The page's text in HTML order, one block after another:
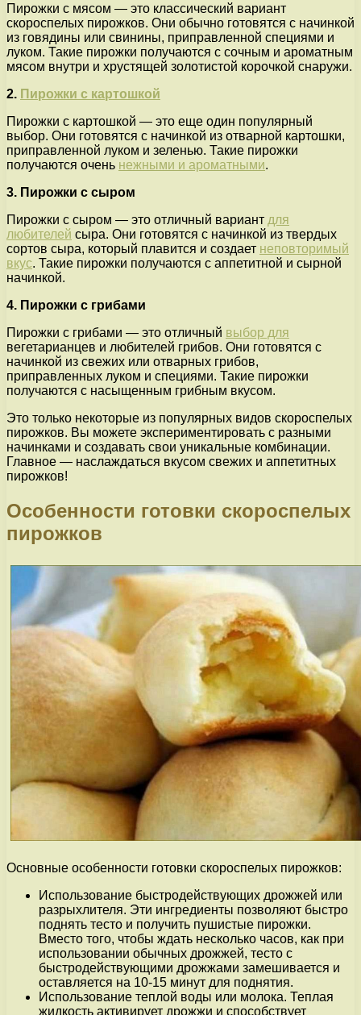
Пирожки с мясом — это классический вариант
скороспелых пирожков. Они обычно готовятся с начинкой
из говядины или свинины, приправленной специями и
луком. Такие пирожки получаются с сочным и ароматным
мясом внутри и хрустящей золотистой корочкой снаружи.
2. Пирожки с картошкой
Пирожки с картошкой — это еще один популярный
выбор. Они готовятся с начинкой из отварной картошки,
приправленной луком и зеленью. Такие пирожки
получаются очень нежными и ароматными.
3. Пирожки с сыром
Пирожки с сыром — это отличный вариант для
любителей сыра. Они готовятся с начинкой из твердых
сортов сыра, который плавится и создает неповторимый
вкус. Такие пирожки получаются с аппетитной и сырной
начинкой.
4. Пирожки с грибами
Пирожки с грибами — это отличный выбор для
вегетарианцев и любителей грибов. Они готовятся с
начинкой из свежих или отварных грибов,
приправленных луком и специями. Такие пирожки
получаются с насыщенным грибным вкусом.
Это только некоторые из популярных видов скороспелых
пирожков. Вы можете экспериментировать с разными
начинками и создавать свои уникальные комбинации.
Главное — наслаждаться вкусом свежих и аппетитных
пирожков!
Особенности готовки скороспелых
пирожков
Основные особенности готовки скороспелых пирожков:
Использование быстродействующих дрожжей или
разрыхлителя. Эти ингредиенты позволяют быстро
поднять тесто и получить пушистые пирожки.
Вместо того, чтобы ждать несколько часов, как при
использовании обычных дрожжей, тесто с
быстродействующими дрожжами замешивается и
оставляется на 10-15 минут для поднятия.
Использование теплой воды или молока. Теплая
жидкость активирует дрожжи и способствует